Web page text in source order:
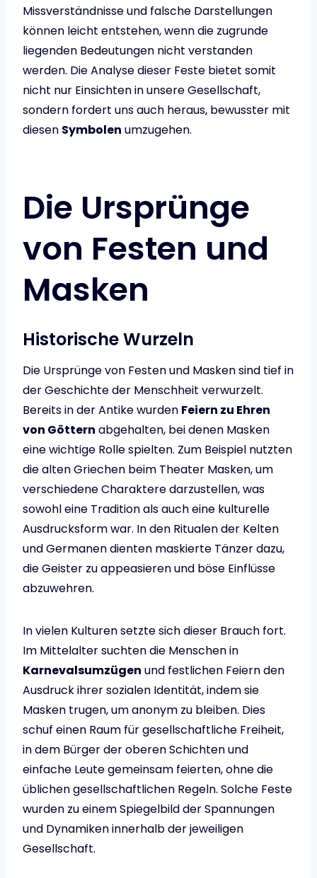
Missverständnisse und falsche Darstellungen
können leicht entstehen, wenn die zugrunde
liegenden Bedeutungen nicht verstanden
werden. Die Analyse dieser Feste bietet somit
nicht nur Einsichten in unsere Gesellschaft,
sondern fordert uns auch heraus, bewusster mit
diesen Symbolen umzugehen.
Die Ursprünge
von Festen und
Masken
Historische Wurzeln
Die Ursprünge von Festen und Masken sind tief in
der Geschichte der Menschheit verwurzelt.
Bereits in der Antike wurden Feiern zu Ehren
von Göttern abgehalten, bei denen Masken
eine wichtige Rolle spielten. Zum Beispiel nutzten
die alten Griechen beim Theater Masken, um
verschiedene Charaktere darzustellen, was
sowohl eine Tradition als auch eine kulturelle
Ausdrucksform war. In den Ritualen der Kelten
und Germanen dienten maskierte Tänzer dazu,
die Geister zu appeasieren und böse Einflüsse
abzuwehren.
In vielen Kulturen setzte sich dieser Brauch fort.
Im Mittelalter suchten die Menschen in
Karnevalsumzügen und festlichen Feiern den
Ausdruck ihrer sozialen Identität, indem sie
Masken trugen, um anonym zu bleiben. Dies
schuf einen Raum für gesellschaftliche Freiheit,
in dem Bürger der oberen Schichten und
einfache Leute gemeinsam feierten, ohne die
üblichen gesellschaftlichen Regeln. Solche Feste
wurden zu einem Spiegelbild der Spannungen
und Dynamiken innerhalb der jeweiligen
Gesellschaft.